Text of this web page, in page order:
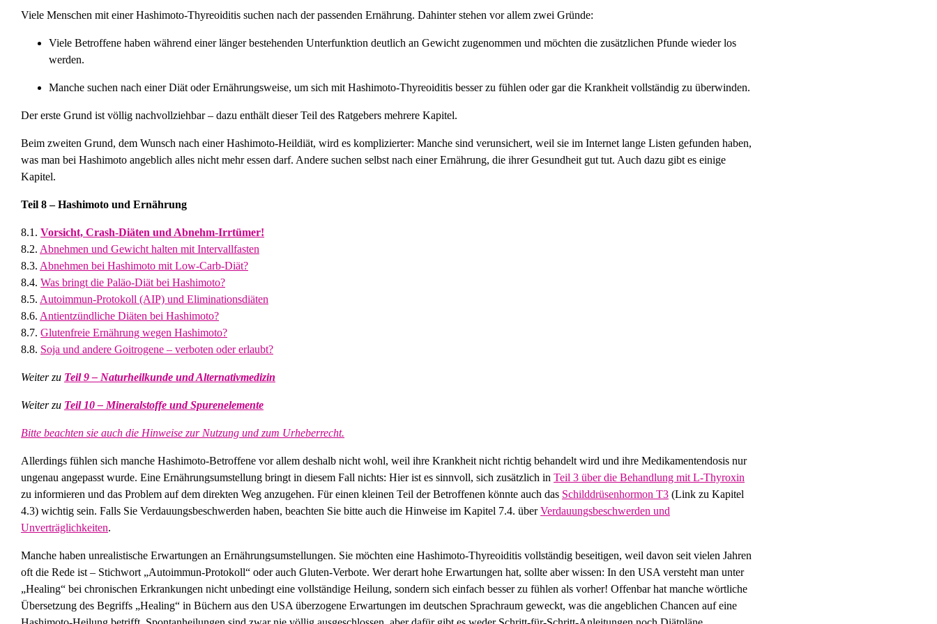
Viele Menschen mit einer Hashimoto-Thyreoiditis suchen nach der passenden Ernährung. Dahinter stehen vor allem zwei Gründe:
Viele Betroffene haben während einer länger bestehenden Unterfunktion deutlich an Gewicht zugenommen und möchten die zusätzlichen Pfunde wieder los
werden.
Manche suchen nach einer Diät oder Ernährungsweise, um sich mit Hashimoto-Thyreoiditis besser zu fühlen oder gar die Krankheit vollständig zu überwinden.
Der erste Grund ist völlig nachvollziehbar – dazu enthält dieser Teil des Ratgebers mehrere Kapitel.
Beim zweiten Grund, dem Wunsch nach einer Hashimoto-Heildiät, wird es komplizierter: Manche sind verunsichert, weil sie im Internet lange Listen gefunden haben,
was man bei Hashimoto angeblich alles nicht mehr essen darf. Andere suchen selbst nach einer Ernährung, die ihrer Gesundheit gut tut. Auch dazu gibt es einige
Kapitel.
Teil 8 – Hashimoto und Ernährung
8.1. Vorsicht, Crash-Diäten und Abnehm-Irrtümer!
8.2. Abnehmen und Gewicht halten mit Intervallfasten
8.3. Abnehmen bei Hashimoto mit Low-Carb-Diät?
8.4. Was bringt die Paläo-Diät bei Hashimoto?
8.5. Autoimmun-Protokoll (AIP) und Eliminationsdiäten
8.6. Antientzündliche Diäten bei Hashimoto?
8.7. Glutenfreie Ernährung wegen Hashimoto?
8.8. Soja und andere Goitrogene – verboten oder erlaubt?
Weiter zu Teil 9 – Naturheilkunde und Alternativmedizin
Weiter zu Teil 10 – Mineralstoffe und Spurenelemente
Bitte beachten sie auch die Hinweise zur Nutzung und zum Urheberrecht.
Allerdings fühlen sich manche Hashimoto-Betroffene vor allem deshalb nicht wohl, weil ihre Krankheit nicht richtig behandelt wird und ihre Medikamentendosis nur
ungenau angepasst wurde. Eine Ernährungsumstellung bringt in diesem Fall nichts: Hier ist es sinnvoll, sich zusätzlich in Teil 3 über die Behandlung mit L-Thyroxin
zu informieren und das Problem auf dem direkten Weg anzugehen. Für einen kleinen Teil der Betroffenen könnte auch das Schilddrüsenhormon T3 (Link zu Kapitel
4.3) wichtig sein. Falls Sie Verdauungsbeschwerden haben, beachten Sie bitte auch die Hinweise im Kapitel 7.4. überVerdauungsbeschwerden und
Unverträglichkeiten.
Manche haben unrealistische Erwartungen an Ernährungsumstellungen. Sie möchten eine Hashimoto-Thyreoiditis vollständig beseitigen, weil davon seit vielen Jahren
oft die Rede ist – Stichwort „Autoimmun-Protokoll“ oder auch Gluten-Verbote. Wer derart hohe Erwartungen hat, sollte aber wissen: In den USA versteht man unter
„Healing“ bei chronischen Erkrankungen nicht unbedingt eine vollständige Heilung, sondern sich einfach besser zu fühlen als vorher! Offenbar hat manche wörtliche
Übersetzung des Begriffs „Healing“ in Büchern aus den USA überzogene Erwartungen im deutschen Sprachraum geweckt, was die angeblichen Chancen auf eine